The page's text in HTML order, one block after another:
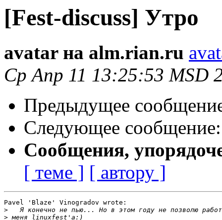
[Fest-discuss] Утро
avatar на alm.rian.ru
Ср Апр 11 13:25:53 MSD
Предыдущее
Следующее
Сообщения,
[ теме ] [ автору ]
Pavel 'Blaze' Vinogradov wrote:
>
>